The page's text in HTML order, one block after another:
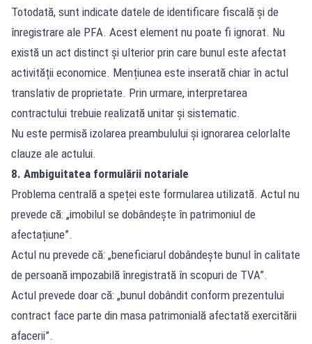
Totodată, sunt indicate datele de identificare fiscală și de
înregistrare ale PFA. Acest element nu poate fi ignorat. Nu
există un act distinct și ulterior prin care bunul este afectat
activității economice. Mențiunea este inserată chiar în actul
translativ de proprietate. Prin urmare, interpretarea
contractului trebuie realizată unitar și sistematic.
Nu este permisă izolarea preambulului și ignorarea celorlalte
clauze ale actului.
8. Ambiguitatea formulării notariale
Problema centrală a speței este formularea utilizată. Actul nu
prevede că: „imobilul se dobândește în patrimoniul de
afectațiune”.
Actul nu prevede că: „beneficiarul dobândește bunul în calitate
de persoană impozabilă înregistrată în scopuri de TVA”.
Actul prevede doar că: „bunul dobândit conform prezentului
contract face parte din masa patrimonială afectată exercitării
afacerii”.